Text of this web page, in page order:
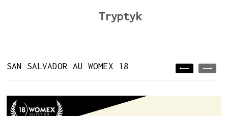
Tryptyk
SAN SALVADOR AU WOMEX 18